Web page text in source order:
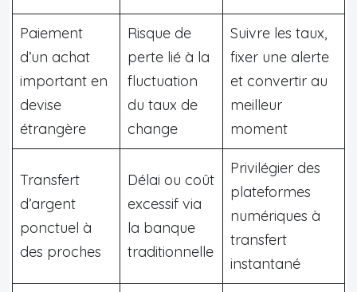
Paiement
d’un achat
important en
devise
étrangère
Risque de
perte lié à la
fluctuation
du taux de
change
Suivre les taux,
fixer une alerte
et convertir au
meilleur
moment
Transfert
d’argent
ponctuel à
des proches
Délai ou coût
excessif via
la banque
traditionnelle
Privilégier des
plateformes
numériques à
transfert
instantané